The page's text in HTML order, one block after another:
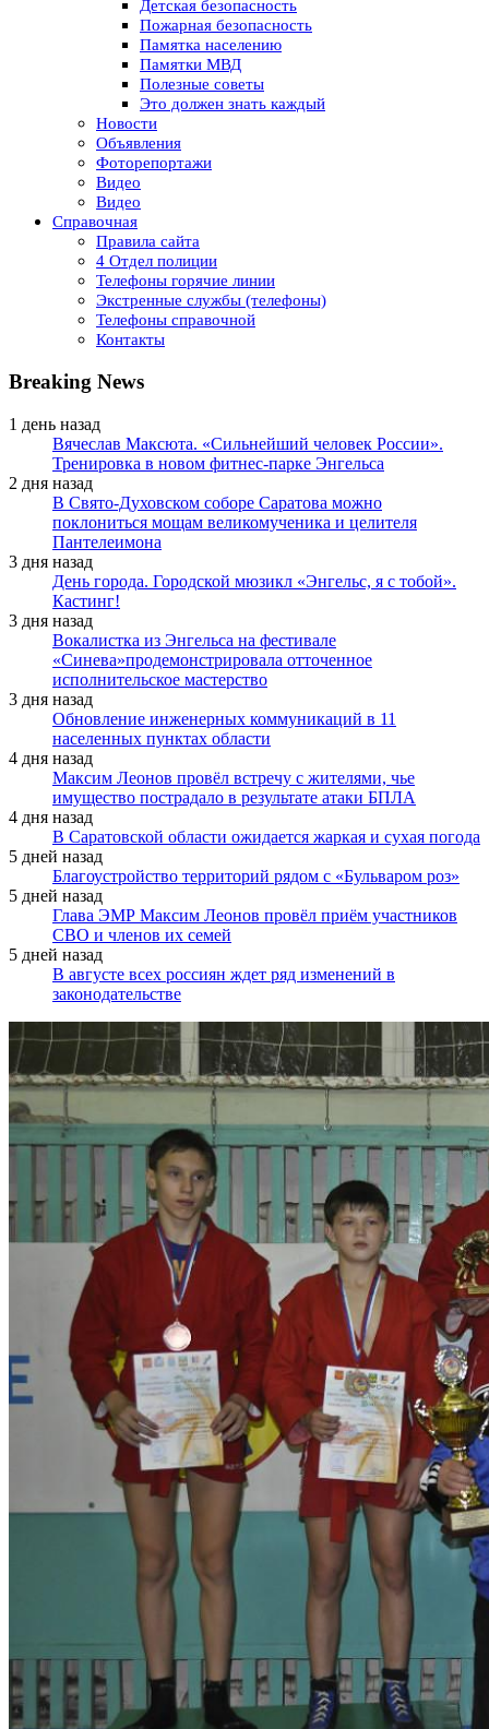
Детская безопасность
Пожарная безопасность
Памятка населению
Памятки МВД
Полезные советы
Это должен знать каждый
Новости
Объявления
Фоторепортажи
Видео
Видео
Справочная
Правила сайта
4 Отдел полиции
Телефоны горячие линии
Экстренные службы (телефоны)
Телефоны справочной
Контакты
Breaking News
1 день назад
Вячеслав Максюта. «Сильнейший человек России».
Тренировка в новом фитнес-парке Энгельса
2 дня назад
В Свято-Духовском соборе Саратова можно
поклониться мощам великомученика и целителя
Пантелеимона
3 дня назад
День города. Городской мюзикл «Энгельс, я с тобой».
Кастинг!
3 дня назад
Вокалистка из Энгельса на фестивале
«Синева»продемонстрировала отточенное
исполнительское мастерство
3 дня назад
Обновление инженерных коммуникаций в 11
населенных пунктах области
4 дня назад
Максим Леонов провёл встречу с жителями, чье
имущество пострадало в результате атаки БПЛА
4 дня назад
В Саратовской области ожидается жаркая и сухая погода
5 дней назад
Благоустройство территорий рядом с «Бульваром роз»
5 дней назад
Глава ЭМР Максим Леонов провёл приём участников
СВО и членов их семей
5 дней назад
В августе всех россиян ждет ряд изменений в
законодательстве